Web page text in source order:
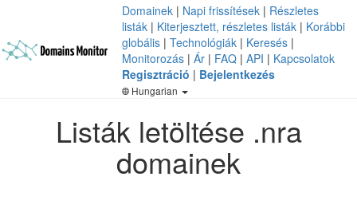
Domainek | Napi frissítések | Részletes
listák | Kiterjesztett, részletes listák | Korábbi
globális | Technológiák | Keresés |
Monitorozás | Ár | FAQ | API | Kapcsolatok
Regisztráció | Bejelentkezés
Hungarian
Listák letöltése .nra
domainek